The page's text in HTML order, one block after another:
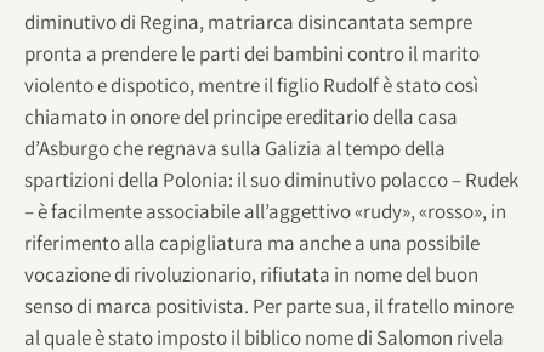
diminutivo di Regina, matriarca disincantata sempre
pronta a prendere le parti dei bambini contro il marito
violento e dispotico, mentre il figlio Rudolf è stato così
chiamato in onore del principe ereditario della casa
d’Asburgo che regnava sulla Galizia al tempo della
spartizioni della Polonia: il suo diminutivo polacco – Rudek
– è facilmente associabile all’aggettivo «rudy», «rosso», in
riferimento alla capigliatura ma anche a una possibile
vocazione di rivoluzionario, rifiutata in nome del buon
senso di marca positivista. Per parte sua, il fratello minore
al quale è stato imposto il biblico nome di Salomon rivela